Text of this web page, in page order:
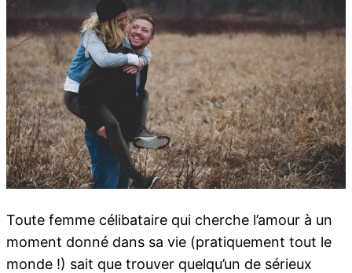
Toute femme célibataire qui cherche l’amour à un
moment donné dans sa vie (pratiquement tout le
monde !) sait que trouver quelqu’un de sérieux